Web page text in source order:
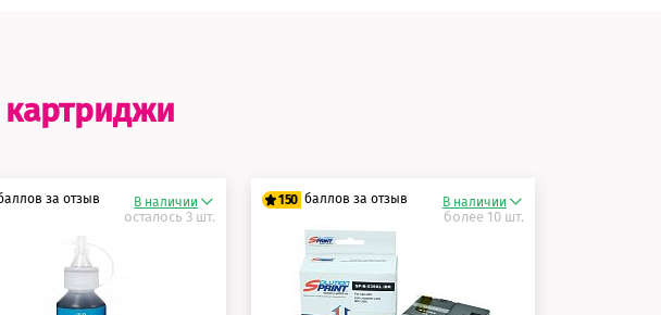
за отзыв В наличии
осталось 3 шт.
150 баллов за отзыв
125 баллов
150 баллов
В наличии
более 10 шт.